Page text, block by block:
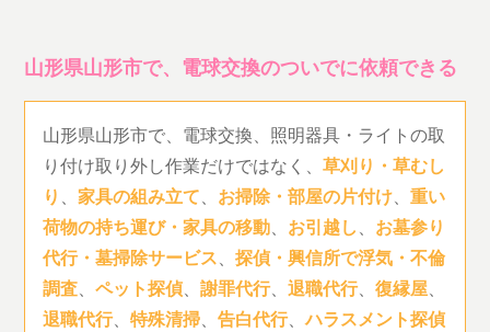
山形県山形市で、電球交換のついでに依頼できる
山形県山形市で、電球交換、照明器具・ライトの取
り付け取り外し作業だけではなく、草刈り・草むし
り 、家具の組み立て、 お掃除・部屋の片付け、重い
荷物の持ち運び・家具の移動、 お引越し、 お墓参り
代行・墓掃除サービス、探偵・興信所で浮気・不倫
調査、ペット探偵、謝罪代行、退職代行、復縁屋、
退職代行、特殊清掃、告白代行、ハラスメント探偵